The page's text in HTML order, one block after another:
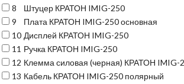
8
Штуцер КРАТОН IMIG-250
9
Плата КРАТОН IMIG-250 основная
10 Дисплей КРАТОН IMIG-250
11 Ручка КРАТОН IMIG-250
12 Клемма силовая (черная) КРАТОН IMIG-
13 Кабель КРАТОН IMIG-250 полярный